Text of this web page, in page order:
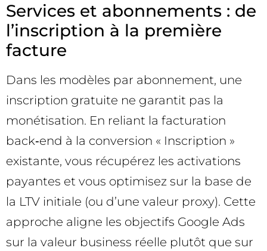
Services et abonnements : de
l’inscription à la première
facture
Dans les modèles par abonnement, une
inscription gratuite ne garantit pas la
monétisation. En reliant la facturation
back‑end à la conversion « Inscription »
existante, vous récupérez les activations
payantes et vous optimisez sur la base de
la LTV initiale (ou d’une valeur proxy). Cette
approche aligne les objectifs Google Ads
sur la valeur business réelle plutôt que sur